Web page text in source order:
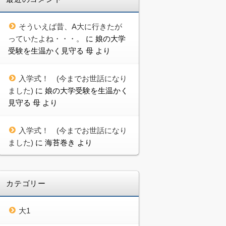
そういえば昔、A大に行きたが
っていたよね・・・。
に 娘の大学
受験を生温かく見守る 母 より
入学式！ (今までお世話になり
ました) に 娘の大学受験を生温かく
見守る 母 より
入学式！ (今までお世話になり
ました) に 海苔巻き より
カテゴリー
大1